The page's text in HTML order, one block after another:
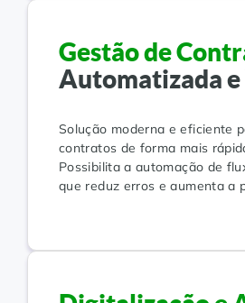
Gestão de
Automatizada
Solução moderna e eficiente
contratos de forma mais
Possibilita a automação de
que reduz erros e aumenta a